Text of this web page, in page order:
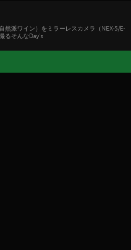
然派ワイン）をミラーレスカメラ（NEX-5/E-
るそんなDay's